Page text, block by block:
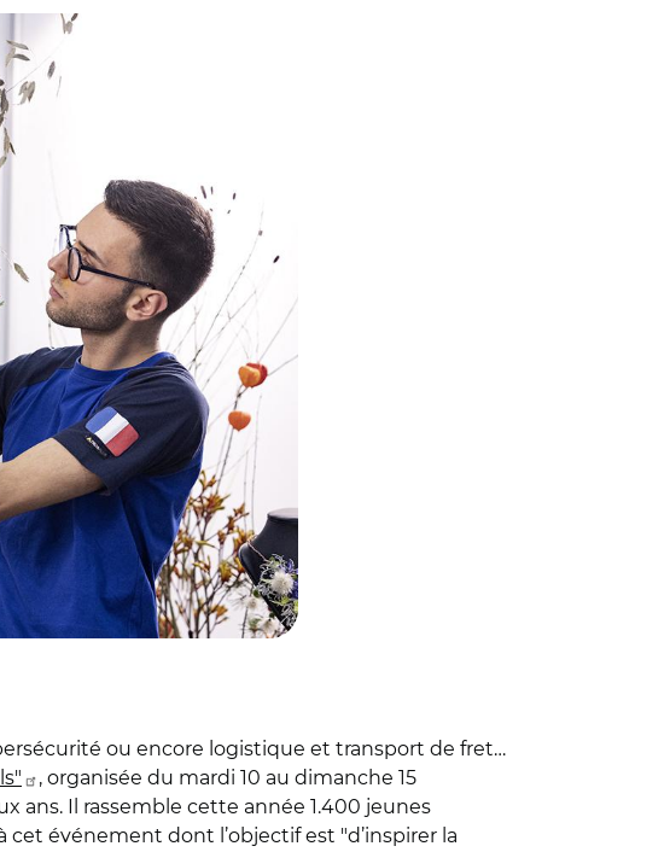
ou encore logistique et transport de fret…
, organisée du mardi 10 au dimanche 15
ans. Il rassemble cette année 1.400 jeunes
événement dont l’objectif est "d’inspirer la